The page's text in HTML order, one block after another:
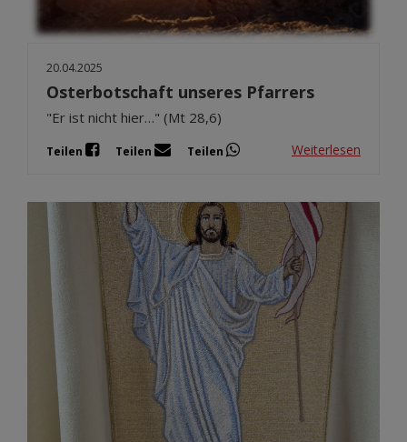
20.04.2025
Osterbotschaft unseres Pfarrers
"Er ist nicht hier…" (Mt 28,6)
Teilen Teilen Teilen Weiterlesen